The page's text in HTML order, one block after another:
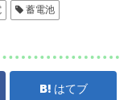
蓄電池
はてブ